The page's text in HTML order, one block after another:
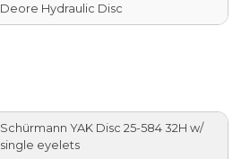
Deore Hydraulic Disc
Schürmann YAK Disc 25-584 32H w/
single eyelets